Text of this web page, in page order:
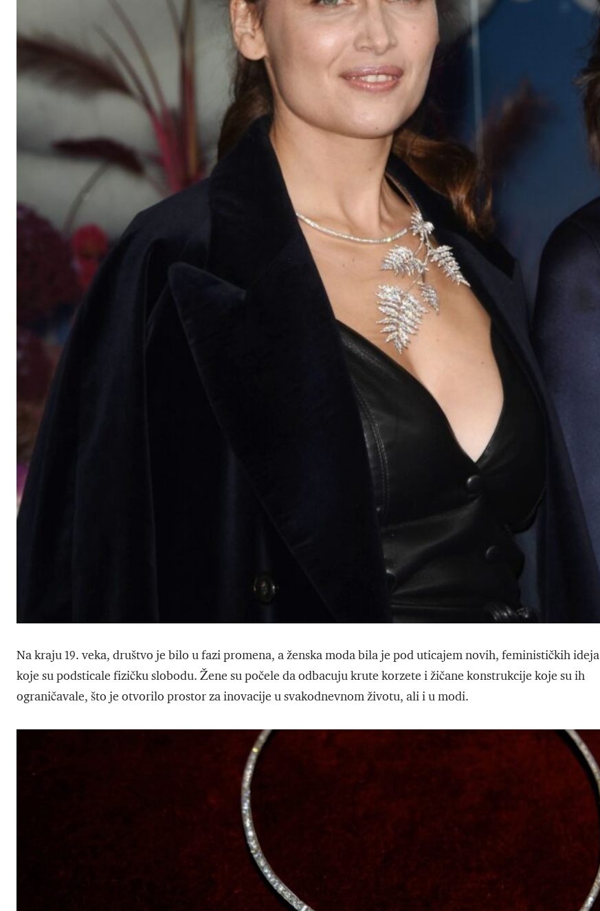
Na kraju 19. veka, društvo je bilo u fazi promena, a ženska moda bila je pod uticajem novih, feminističkih ideja
koje su podsticale fizičku slobodu. Žene su počele da odbacuju krute korzete i žičane konstrukcije koje su ih
ograničavale, što je otvorilo prostor za inovacije u svakodnevnom životu, ali i u modi.